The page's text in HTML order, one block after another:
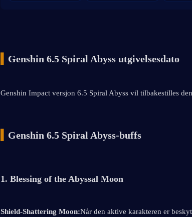
Genshin 6.5 Spiral Abyss utgivelsesdato
Genshin Impact versjon 6.5 Spiral Abyss vil tilbakestilles den
Genshin 6.5 Spiral Abyss-buffs
1. Blessing of the Abyssal Moon
Shield-Shattering Moon:Når den aktive karakteren er